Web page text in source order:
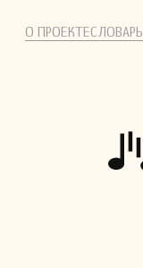
О ПРОЕКТЕСЛОВАРЬ